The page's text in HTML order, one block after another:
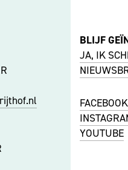
BLIJF
JA, IK
FACEBOOK
I
YOUTUBE